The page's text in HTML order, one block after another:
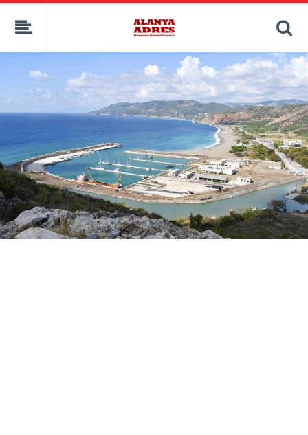
kaçak bahis
deneme bonusu
deneme bonusu veren siteler
bahis siteleri
porno izle